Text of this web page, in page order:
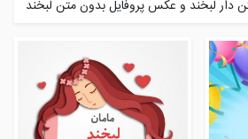
دار لبخند و عکس پروفایل بدون متن لبخند